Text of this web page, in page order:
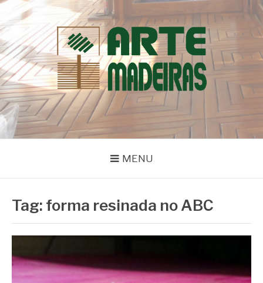
Pular
para
o
conteúdo
BLOG | ARTE
MADEIRAS
Dicas e Novidades sobre Madeiras
MENU
Tag: forma resinada no ABC